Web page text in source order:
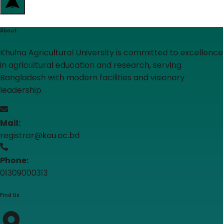
About
Khulna Agricultural University is committed to excellence
in agricultural education and research, serving
Bangladesh with modern facilities and visionary
leadership.
Mail:
registrar@kau.ac.bd
Phone:
01309000313
Find Us